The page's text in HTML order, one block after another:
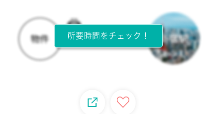
所在階
3階 / 5階建
所要時間をチェック！